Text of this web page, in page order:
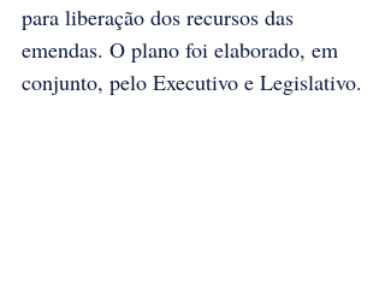
para liberação dos recursos das
emendas. O plano foi elaborado, em
conjunto, pelo Executivo e Legislativo.